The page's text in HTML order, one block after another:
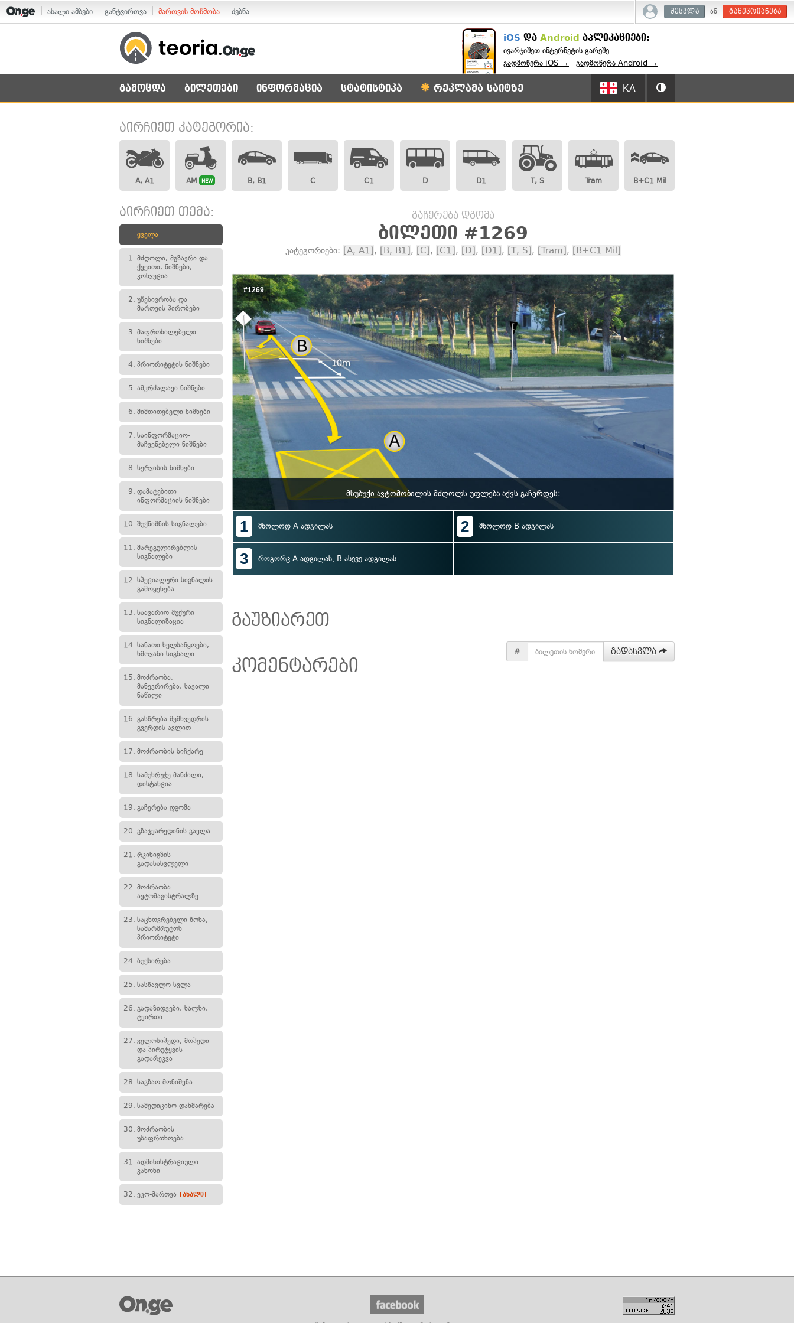
ახალი ამბები განტვირთვა მართვის მოწმობა ძებნა შესვლა ან გაწევრიანება
iOS და Android აპლიკაციები:
ივარჯიშეთ ინტერნეტის გარეშე.
გადმოწერა iOS → · გადმოწერა Android →
გამოცდა ბილეთები ინფორმაცია სტატისტიკა რეკლამა საიტზე KA
აირჩიეთ კატეგორია:
A, A1 AM NEW B, B1 C C1 D D1 T, S Tram B+C1 Mil
აირჩიეთ თემა:
ყველა
1. მძღოლი, მგზავრი და
ქვეითი, ნიშნები,
კონვეცია
2. უწესივრობა და
მართვის პირობები
3. მაფრთხილებელი
ნიშნები
4. პრიორიტეტის ნიშნები
5. ამკრძალავი ნიშნები
6. მიმთითებელი ნიშნები
7. საინფორმაციო-
მაჩვენებელი ნიშნები
8. სერვისის ნიშნები
9. დამატებითი
ინფორმაციის ნიშნები
10. შუქნიშნის სიგნალები
11. მარეგულირებლის
სიგნალები
12. სპეციალური სიგნალის
გამოყენება
13. საავარიო შუქური
სიგნალიზაცია
14. სანათი ხელსაწყოები,
ხმოვანი სიგნალი
15. მოძრაობა,
მანევრირება, სავალი
ნაწილი
16. გასწრება შემხვედრის
გვერდის ავლით
17. მოძრაობის სიჩქარე
18. სამუხრუჭე მანძილი,
დისტანცია
19. გაჩერება დგომა
20. გზაჯვარედინის გავლა
21. რკინიგზის
გადასასვლელი
22. მოძრაობა
ავტომაგისტრალზე
23. საცხოვრებელი ზონა,
სამარშრუტოს
პრიორიტეტი
24. ბუქსირება
25. სასწავლო სვლა
26. გადაზიდვები, ხალხი,
ტვირთი
27. ველოსიპედი, მოპედი
და პირუტყვის
გადარეკვა
28. საგზაო მონიშვნა
29. სამედიცინო დახმარება
30. მოძრაობის
უსაფრთხოება
31. ადმინისტრაციული
კანონი
32. ეკო-მართვა [ახალი]
გაჩერება დგომა
ბილეთი #1269
კატეგორიები: [A, A1], [B, B1], [C], [C1], [D], [D1], [T, S], [Tram], [B+C1 Mil]
#1269
მსუბუქი ავტომობილის მძღოლს უფლება აქვს გაჩერდეს:
1 მხოლოდ A ადგილას 2 მხოლოდ B ადგილას
3 როგორც A ადგილას, B ასევე ადგილას
# გადასვლა
გაუზიარეთ
კომენტარები